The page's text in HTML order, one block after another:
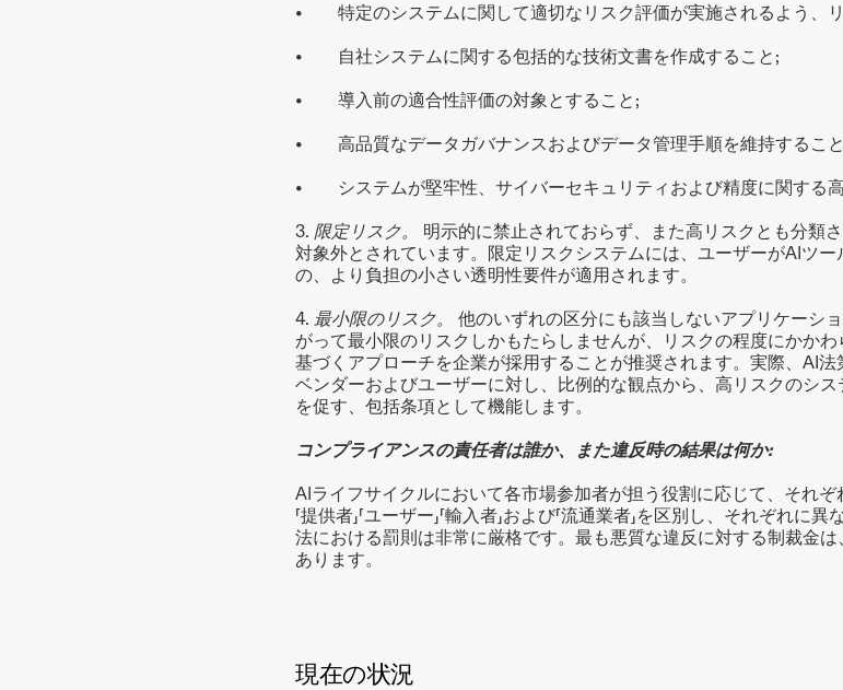
•        特定のシステムに関して適切なリスク評価が実施されるよう、
•        自社システムに関する包括的な技術文書を作成すること;
•        導入前の適合性評価の対象とすること;
•        高品質なデータガバナンスおよびデータ管理手順を維持するこ
•        システムが堅牢性、サイバーセキュリティおよび精度に関する
3. 限定リスク。 明示的に禁止されておらず、また高リスクとも分類
対象外とされています。限定リスクシステムには、ユーザーがAIツ
の、より負担の小さい透明性要件が適用されます。
4. 最小限のリスク。 他のいずれの区分にも該当しないアプリケーシ
がって最小限のリスクしかもたらしませんが、リスクの程度にかか
基づくアプローチを企業が採用することが推奨されます。実際、AI
ベンダーおよびユーザーに対し、比例的な観点から、高リスクのシ
を促す、包括条項として機能します。
コンプライアンスの責任者は誰か、また違反時の結果は何か:
AIライフサイクルにおいて各市場参加者が担う役割に応じて、それぞ
「提供者」「ユーザー」「輸入者」および「流通業者」を区別し、それぞれ
法における罰則は非常に厳格です。最も悪質な違反に対する制裁金
あります。
現在の状況